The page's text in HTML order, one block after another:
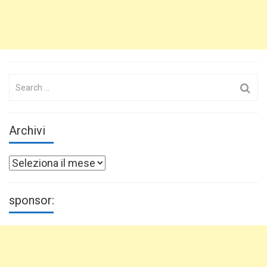
Archivi
Archivi
sponsor: